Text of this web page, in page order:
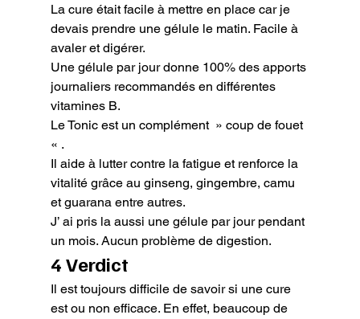
La cure était facile à mettre en place car je
devais prendre une gélule le matin. Facile à
avaler et digérer.
Une gélule par jour donne 100% des apports
journaliers recommandés en différentes
vitamines B.
Le Tonic est un complément  » coup de fouet
« .
Il aide à lutter contre la fatigue et renforce la
vitalité grâce au ginseng, gingembre, camu
et guarana entre autres.
J’ ai pris la aussi une gélule par jour pendant
un mois. Aucun problème de digestion.
4 Verdict
Il est toujours difficile de savoir si une cure
est ou non efficace. En effet, beaucoup de